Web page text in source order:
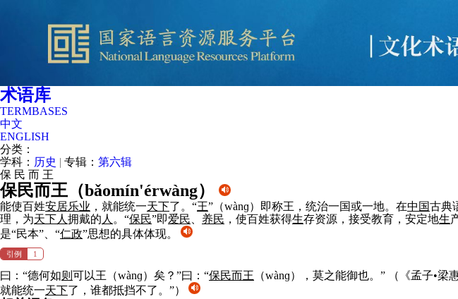
术语库
TERMBASES
中文
ENGLISH
分类：
学科： 历史 | 专辑： 第六辑
保 民 而 王
保民而王（bǎomín'érwàng）
能使百姓安居乐业 ，就能统一天下了。“王”（wànɡ）即称王，统治一国或一地。在中国古典
理，为天下人 拥戴的 人 。“保民”即爱民 养民 ，使百姓获得生存资源，接受教育，安定地生
是“民本”、“仁政”思想的具体体现。
引例 1
曰：“德何如则 可以王（wànɡ）矣？”曰：“保民而王 （wànɡ），莫之能御也。” （《孟子•梁
就能统一天下了，谁都抵挡不了。”）